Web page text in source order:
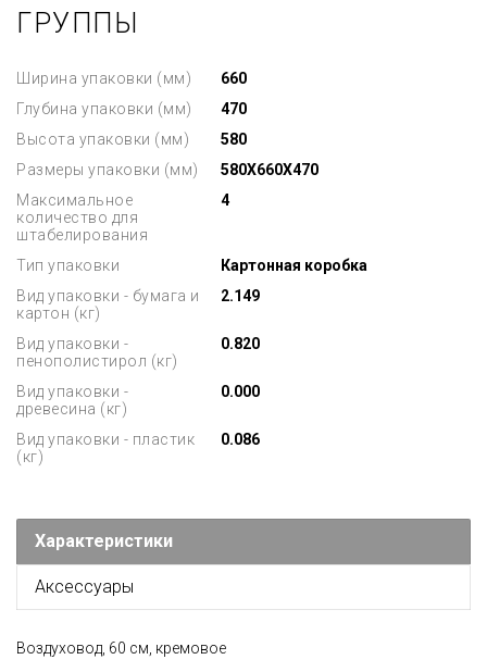
ГРУППЫ
Ширина упаковки (мм)
660
Глубина упаковки (мм)
470
Высота упаковки (мм)
580
Размеры упаковки (мм)
580X660X470
Максимальное
количество для
штабелирования
4
Тип упаковки
Картонная коробка
Вид упаковки - бумага и
картон (кг)
2.149
Вид упаковки -
пенополистирол (кг)
0.820
Вид упаковки -
древесина (кг)
0.000
Вид упаковки - пластик
(кг)
0.086
Характеристики
Аксессуары
Воздуховод, 60 см, кремовое